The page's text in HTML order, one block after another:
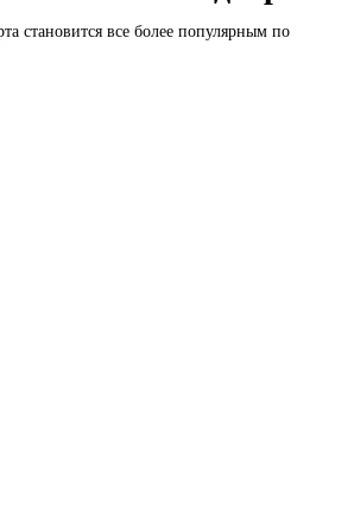
становится все более популярным по